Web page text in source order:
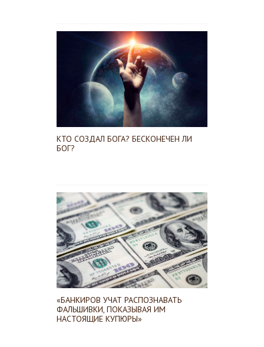
КТО СОЗДАЛ БОГА? БЕСКОНЕЧЕН ЛИ
БОГ?
«БАНКИРОВ УЧАТ РАСПОЗНАВАТЬ
ФАЛЬШИВКИ, ПОКАЗЫВАЯ ИМ
НАСТОЯЩИЕ КУПЮРЫ»